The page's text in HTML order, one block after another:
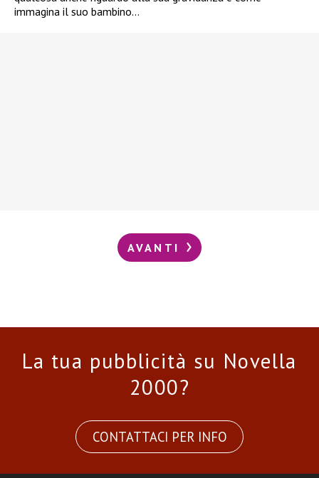
immagina il suo bambino…
AVANTI
La tua pubblicità su Novella
2000?
CONTATTACI PER INFO